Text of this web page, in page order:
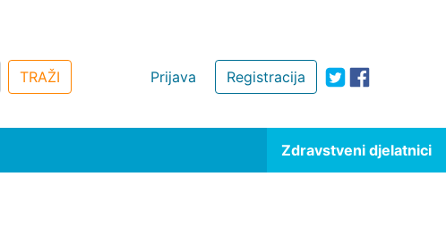
Registracija
Prijava
TRAŽI
Zdravstveni djelatnici